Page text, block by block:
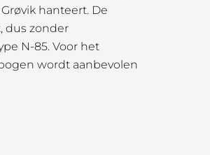
hanteert. De
dus zonder
N-85. Voor het
wordt aanbevolen